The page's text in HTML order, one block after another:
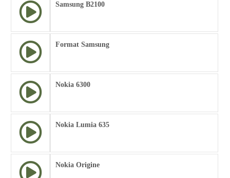
Samsung B2100
Format Samsung
Nokia 6300
Nokia Lumia 635
Nokia Origine